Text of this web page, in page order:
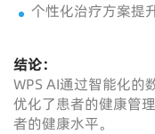
个性化治疗方案提
结论：
WPS AI通过智能化的
优化了患者的健康管
者的健康水平。